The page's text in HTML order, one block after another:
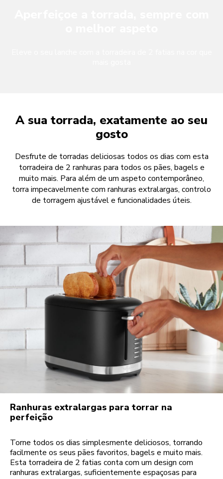
A sua torrada, exatamente ao seu
gosto
Desfrute de torradas deliciosas todos os dias com esta
torradeira de 2 ranhuras para todos os pães, bagels e
muito mais. Para além de um aspeto contemporâneo,
torra impecavelmente com ranhuras extralargas, controlo
de torragem ajustável e funcionalidades úteis.
Ranhuras extralargas para torrar na
perfeição
Torne todos os dias simplesmente deliciosos, torrando
facilmente os seus pães favoritos, bagels e muito mais.
Esta torradeira de 2 fatias conta com um design com
ranhuras extralargas, suficientemente espaçosas para